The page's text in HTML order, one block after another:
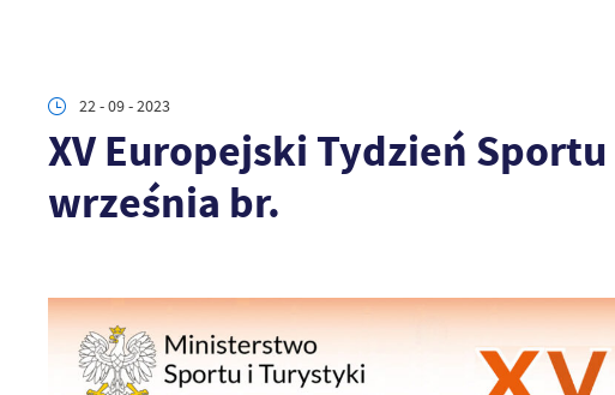
22 - 09 - 2023
XV Europejski Tydzień
września br.